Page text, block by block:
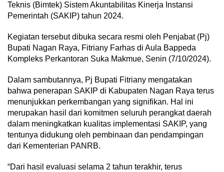
Teknis (Bimtek) Sistem Akuntabilitas Kinerja Instansi
Pemerintah (SAKIP) tahun 2024.
Kegiatan tersebut dibuka secara resmi oleh Penjabat (Pj)
Bupati Nagan Raya, Fitriany Farhas di Aula Bappeda
Kompleks Perkantoran Suka Makmue, Senin (7/10/2024).
Dalam sambutannya, Pj Bupati Fitriany mengatakan
bahwa penerapan SAKIP di Kabupaten Nagan Raya terus
menunjukkan perkembangan yang signifikan. Hal ini
merupakan hasil dari komitmen seluruh perangkat daerah
dalam meningkatkan kualitas implementasi SAKIP, yang
tentunya didukung oleh pembinaan dan pendampingan
dari Kementerian PANRB.
“Dari hasil evaluasi selama 2 tahun terakhir, terus